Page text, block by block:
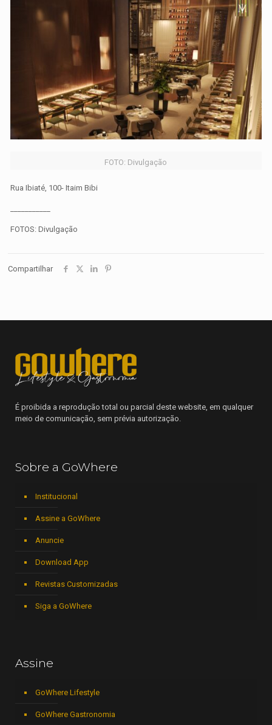
FOTO: Divulgação
Rua Ibiaté, 100- Itaim Bibi
FOTOS: Divulgação
Compartilhar
É proibida a reprodução total ou parcial deste website, em qualquer
meio de comunicação, sem prévia autorização.
Sobre a GoWhere
Institucional
Assine a GoWhere
Anuncie
Download App
Revistas Customizadas
Siga a GoWhere
Assine
GoWhere Lifestyle
GoWhere Gastronomia